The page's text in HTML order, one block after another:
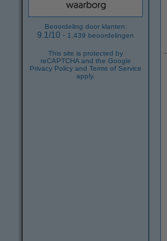
Beoordeling door klanten:
9.1/10 - 1.439 beoordelingen
This site is protected by
reCAPTCHA and the Google
Privacy Policy and Terms of Service
apply.